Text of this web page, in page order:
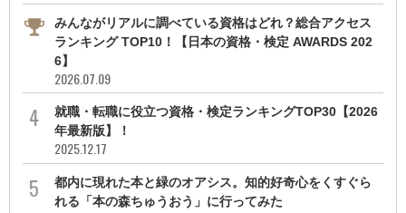
みんながリアルに調べている資格はどれ？総合アクセス
ランキング TOP10！【日本の資格・検定 AWARDS 202
6】
2026.07.09
就職・転職に役立つ資格・検定ランキングTOP30【2026
年最新版】！
2025.12.17
都内に現れた本と緑のオアシス。知的好奇心をくすぐら
れる「本の森ちゅうおう」に行ってみた